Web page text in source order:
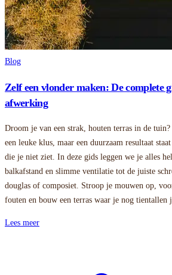
Blog
Zelf een vlonder maken: De complete
afwerking
Droom je van een strak, houten terras in de
een leuke klus, maar een duurzaam resultaat
die je niet ziet. In deze gids leggen we je alles
balkafstand en slimme ventilatie tot de juiste
douglas of composiet. Stroop je mouwen op,
fouten en bouw een terras waar je nog tientallen
Lees meer